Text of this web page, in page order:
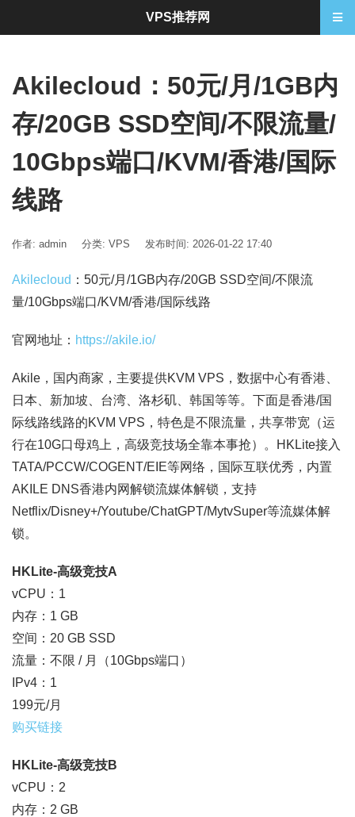
Akilecloud：50元/月/1GB内
存/20GB SSD空间/不限流量/
10Gbps端口/KVM/香港/国际
线路
作者: admin 分类: VPS 发布时间: 2026-01-22 17:40
Akilecloud ：50元/月/1GB内存/20GB SSD空间/不限流
量/10Gbps端口/KVM/香港/国际线路
官网地址： https://akile.io/
Akile，国内商家，主要提供KVM VPS，数据中心有香港、
日本、新加坡、台湾、洛杉矶、韩国等等。下面是香港/国
际线路线路的KVM VPS，特色是不限流量，共享带宽（运
行在10G口母鸡上，高级竞技场全靠本事抢）。HKLite接入
TATA/PCCW/COGENT/EIE等网络，国际互联优秀，内置
AKILE DNS香港内网解锁流媒体解锁，支持
Netflix/Disney+/Youtube/ChatGPT/MytvSuper等流媒体解
锁。
HKLite-高级竞技A
vCPU：1
内存：1 GB
空间：20 GB SSD
流量：不限 / 月（10Gbps端口）
IPv4：1
199元/月
购买链接
HKLite-高级竞技B
vCPU：2
内存：2 GB
VPS推荐网